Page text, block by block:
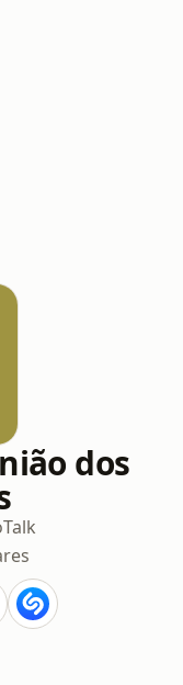
dos
Talk